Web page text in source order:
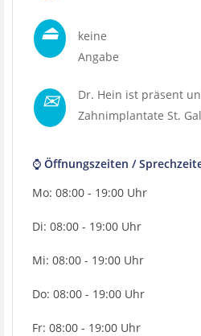
⏏
keine
Angabe
✉
Dr. Hein ist präsent
Zahnimplantate St.
⌚ Öffnungszeiten /
Mo: 08:00 - 19:00 Uhr
Di: 08:00 - 19:00 Uhr
Mi: 08:00 - 19:00 Uhr
Do: 08:00 - 19:00 Uhr
Fr: 08:00 - 19:00 Uhr